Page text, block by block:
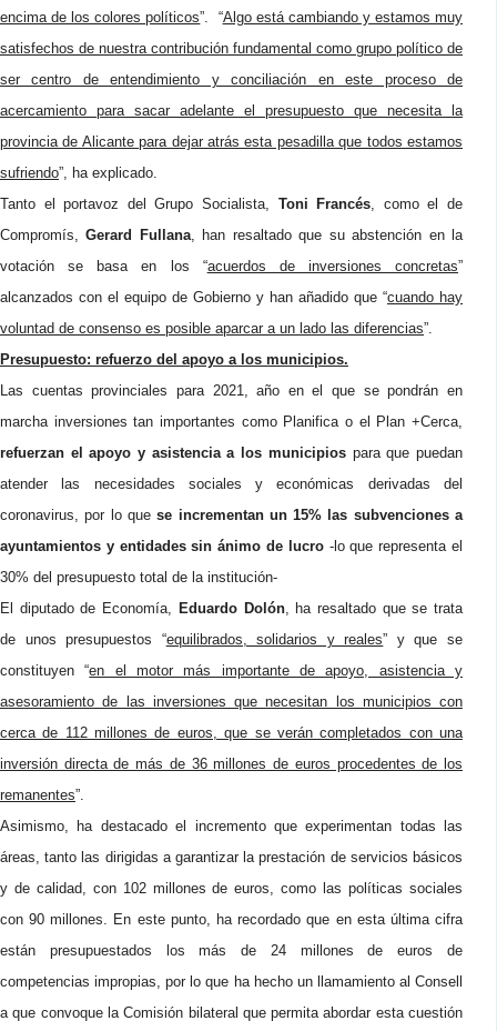
encima de los colores políticos”. “Algo está cambiando y estamos muy
satisfechos de nuestra contribución fundamental como grupo político de
ser centro de entendimiento y conciliación en este proceso de
acercamiento para sacar adelante el presupuesto que necesita la
provincia de Alicante para dejar atrás esta pesadilla que todos estamos
sufriendo”, ha explicado.
Tanto el portavoz del Grupo Socialista, Toni Francés, como el de
Compromís,Gerard Fullana, han resaltado que su abstención en la
votación se basa en los “acuerdos de inversiones concretas”
alcanzados con el equipo de Gobierno y han añadido que “cuando hay
voluntad de consenso es posible aparcar a un lado las diferencias”.
Presupuesto: refuerzo del apoyo a los municipios.
Las cuentas provinciales para 2021, año en el que se pondrán en
marcha inversiones tan importantes como Planifica o el Plan +Cerca,
refuerzan el apoyo y asistencia a los municipiospara que puedan
atender las necesidades sociales y económicas derivadas del
coronavirus, por lo quese incrementan un 15% las subvenciones a
ayuntamientos y entidades sin ánimo de lucro-lo que representa el
30% del presupuesto total de la institución-
El diputado de Economía, Eduardo Dolón, ha resaltado que se trata
de unos presupuestos “equilibrados, solidarios y reales” y que se
constituyen “en el motor más importante de apoyo, asistencia y
asesoramiento de las inversiones que necesitan los municipios con
cerca de 112 millones de euros, que se verán completados con una
inversión directa de más de 36 millones de euros procedentes de los
remanentes”.
Asimismo, ha destacado el incremento que experimentan todas las
áreas, tanto las dirigidas a garantizar la prestación de servicios básicos
y de calidad, con 102 millones de euros, como las políticas sociales
con 90 millones. En este punto, ha recordado que en esta última cifra
están presupuestados los más de 24 millones de euros de
competencias impropias, por lo que ha hecho un llamamiento al Consell
a que convoque la Comisión bilateral que permita abordar esta cuestión